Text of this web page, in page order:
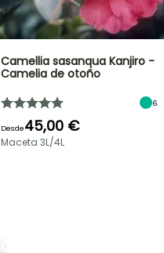
Camellia sasanqua Kanjiro -
Camelia de otoño
6
Desde45,00 €
Maceta 3L/4L